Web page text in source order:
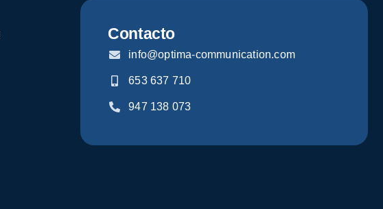
Contacto
info@optima-communication.com
653 637 710
947 138 073